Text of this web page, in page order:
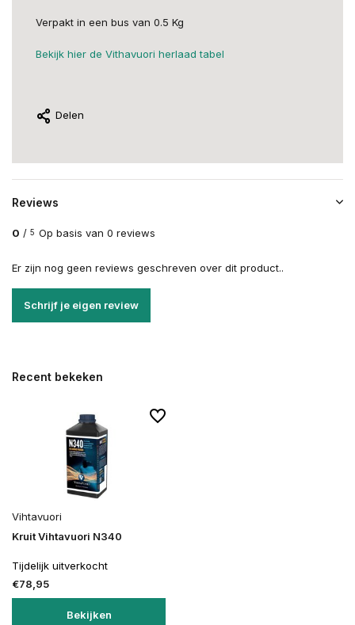
Verpakt in een bus van 0.5 Kg
Bekijk hier de Vithavuori herlaad tabel
Delen
Reviews
0 / 5 Op basis van 0 reviews
Er zijn nog geen reviews geschreven over dit product..
Schrijf je eigen review
Recent bekeken
Vihtavuori
Kruit Vihtavuori N340
Tijdelijk uitverkocht
€78,95
Bekijken